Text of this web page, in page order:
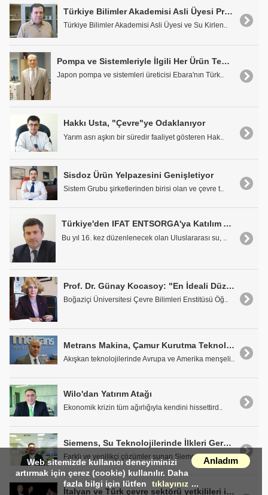
Türkiye Bilimler Akademisi Asli Üyesi Prof. Dr. Derin Orhon: "Türkiye'de kirletici güçlü; denetim zayıf ve toplum umursamaz!"
Türkiye Bilimler Akademisi Asli Üyesi ve Su Kirlen..
Pompa ve Sistemleriyle İlgili Her Ürün Tek Noktada: Sump Pompa'da
Japon pompa ve sistemleri üreticisi Ebara'nın Türk..
Hakkı Usta, "Çevre"ye Odaklanıyor
Yarım asrı aşkın bir süredir faaliyet gösteren Hak..
Sisdoz Ürün Yelpazesini Genişletiyor
Sistem Grubu şirketlerinden birisi olan ve çevre t..
Türkiye'den IFAT ENTSORGA'ya Katılım Artıyor
Bu yıl 16. kez düzenlenecek olan Uluslararası su, ..
Prof. Dr. Günay Kocasoy: "En İdeali Düzenli Depolama Alanları Oluşturmak"
Boğaziçi Üniversitesi Çevre Bilimleri Enstitüsü Öğ..
Metrans Makina, Çamur Kurutma Teknolojilerine Yoğunlaşıyor
Akışkan teknolojilerinde Avrupa ve Amerika menşeli..
Wilo'dan Yatırım Atağı
Ekonomik krizin tüm ağırlığıyla kendini hissettird..
Siemens, Su Teknolojilerinde İlkleri Gerçekleştiriyor
Farklı ve yenilikçi çözümler sunan Siemens Su Tekn..
İtalyan ve Türk çevre sektörü yetkilileri ikili görüşmelerle bir araya geldi
Anladım
Web sitemizde kullanıcı deneyiminizi
artırmak için çerez (cookie) kullanılır. Daha
fazla bilgi için lütfen
tıklayınız ...